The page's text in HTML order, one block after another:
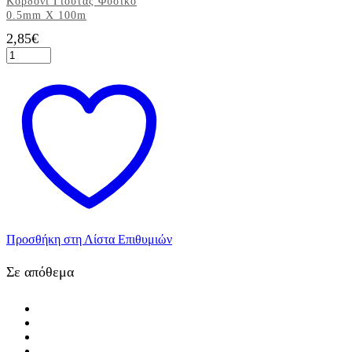
0.5mm X 100m
2,85€
Κορδόνι
Γιούτας
0.5mm
100m
ποσότητα
Προσθήκη στη Λίστα Επιθυμιών
Σε απόθεμα